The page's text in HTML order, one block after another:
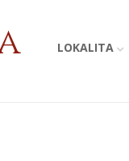
LOKALITA